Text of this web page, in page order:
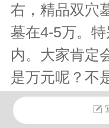
右，精品双穴
墓在4-5万。
内。大家肯定
是万元呢？不
不了，必竟是
性公墓总体价